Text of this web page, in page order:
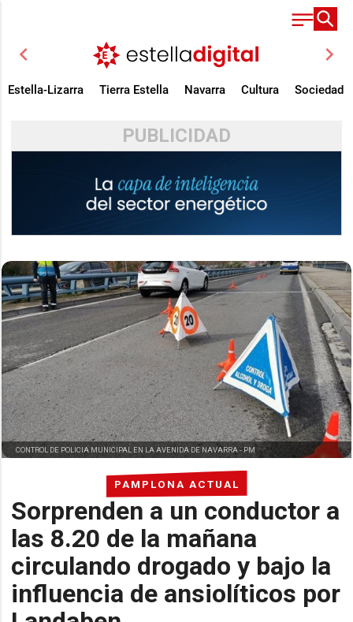
chevron_left chevron_right
Estella-Lizarra Tierra Estella Navarra Cultura Sociedad
PUBLICIDAD
PAMPLONA ACTUAL
Sorprenden a un conductor a
las 8.20 de la mañana
circulando drogado y bajo la
influencia de ansiolíticos por
CONTROL DE POLICIA MUNICIPAL EN LA AVENIDA DE NAVARRA -PM